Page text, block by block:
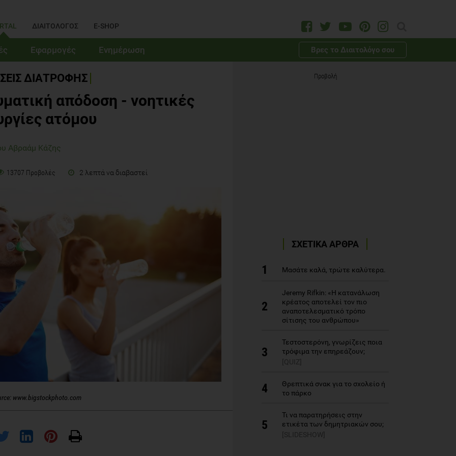
ΔΙΑΙΤΟΛΟΓΟΣ E-SHOP
Εφαρμογές Ενημέρωση Βρες το Διαιτολόγο σου
ΔΙΑΤΡΟΦΗΣ
απόδοση - νοητικές
ατόμου
Αβραάμ Κάζης
13707 Προβολές 2 λεπτά να διαβαστεί
www.bigstockphoto.com
Προβολή
ΣΧΕΤΙΚΑ ΑΡΘΡΑ
1 Μασάτε καλά, τρώτε καλύτερα.
2
Jeremy Rifkin: «Η κατανάλωση
κρέατος αποτελεί τον πιο
αναποτελεσματικό τρόπο
σίτισης του ανθρώπου»
3
Τεστοστερόνη, γνωρίζεις ποια
τρόφιμα την επηρεάζουν;
[QUIZ]
4
Θρεπτικά σνακ για το σχολείο ή
το πάρκο
5
Τι να παρατηρήσεις στην
ετικέτα των δημητριακών σου;
[SLIDESHOW]